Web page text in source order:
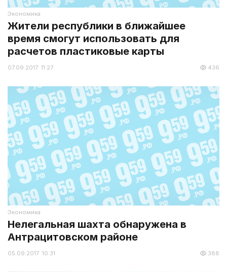
Экономика
Жители республики в ближайшее
время смогут использовать для
расчетов пластиковые карты
07.09.2017 11:27 436
Экономика
Нелегальная шахта обнаружена в
Антрацитовском районе
05.09.2017 10:31 388